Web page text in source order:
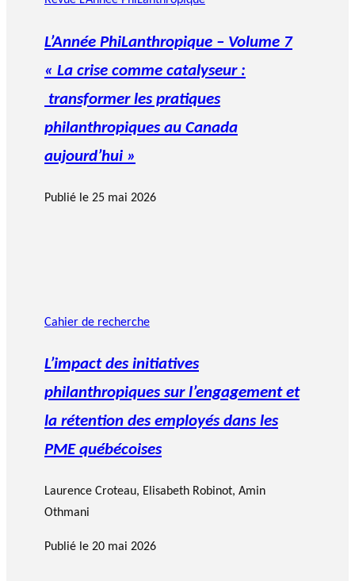
L’Année PhiLanthropique – Volume 7
« La crise comme catalyseur :
transformer les pratiques
philanthropiques au Canada
aujourd’hui »
Publié le 25 mai 2026
Cahier de recherche
L’impact des initiatives
philanthropiques sur l’engagement et
la rétention des employés dans les
PME québécoises
Laurence Croteau, Elisabeth Robinot, Amin
Othmani
Publié le 20 mai 2026